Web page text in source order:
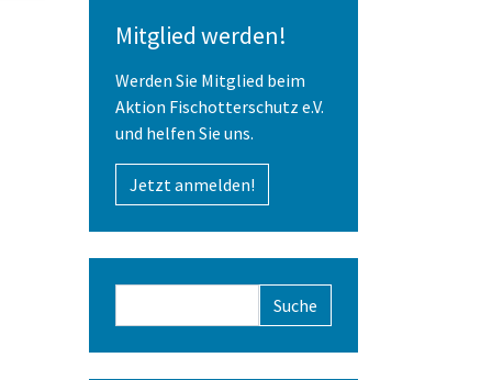
Mitglied werden!
Werden Sie Mitglied beim
Aktion Fischotterschutz e.V.
und helfen Sie uns.
Jetzt anmelden!